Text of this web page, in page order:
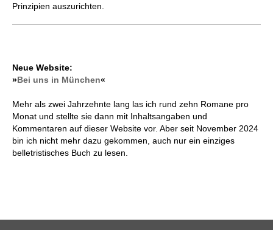
Prinzipien auszurichten.
Neue Website:
»Bei uns in München«
Mehr als zwei Jahrzehnte lang las ich rund zehn Romane pro
Monat und stellte sie dann mit Inhaltsangaben und
Kommentaren auf dieser Website vor. Aber seit November 2024
bin ich nicht mehr dazu gekommen, auch nur ein einziges
belletristisches Buch zu lesen.